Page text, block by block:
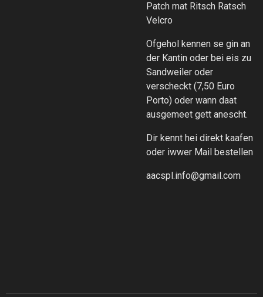
Patch mat Ritsch Ratsch
Velcro
Ofgehol kennen se gin an
der Kantin oder bei eis zu
Sandweiler oder
verscheckt (7,50 Euro
Porto) oder wann daat
ausgemeet gett anescht.
Dir kennt hei direkt kaafen
oder iwwer Mail bestellen
aacspl.info@gmail.com